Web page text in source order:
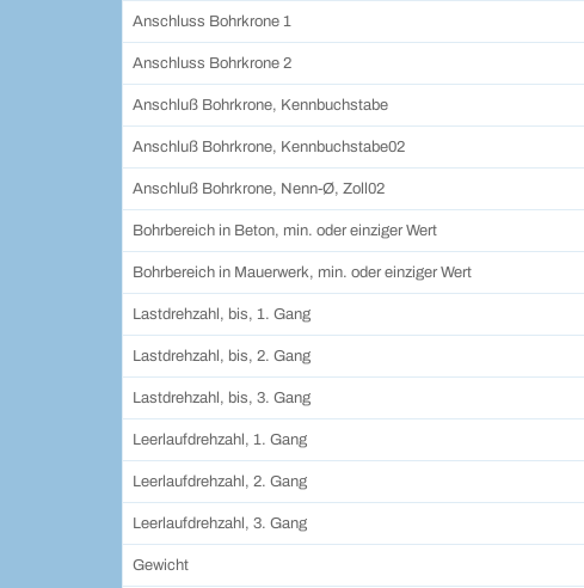
Anschluss Bohrkrone 1
Anschluss Bohrkrone 2
Anschluß Bohrkrone, Kennbuchstabe
Anschluß Bohrkrone, Kennbuchstabe02
Anschluß Bohrkrone, Nenn-Ø, Zoll02
Bohrbereich in Beton, min. oder einziger Wert
Bohrbereich in Mauerwerk, min. oder einziger Wert
Lastdrehzahl, bis, 1. Gang
Lastdrehzahl, bis, 2. Gang
Lastdrehzahl, bis, 3. Gang
Leerlaufdrehzahl, 1. Gang
Leerlaufdrehzahl, 2. Gang
Leerlaufdrehzahl, 3. Gang
Gewicht